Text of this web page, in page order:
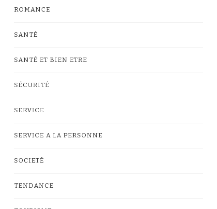
ROMANCE
SANTÉ
SANTÉ ET BIEN ETRE
SÉCURITÉ
SERVICE
SERVICE A LA PERSONNE
SOCIETÉ
TENDANCE